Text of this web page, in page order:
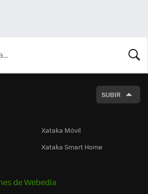
SUBIR
Xataka Móvil
Xataka Smart Home
de Webedia